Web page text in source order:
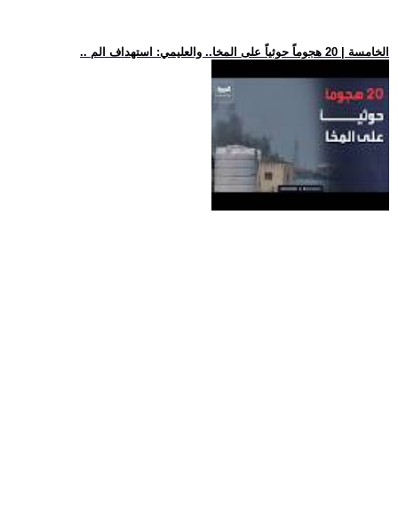
.. الخامسة | 20 هجوماً حوثياً على المخا.. والعليمي: استهداف الم